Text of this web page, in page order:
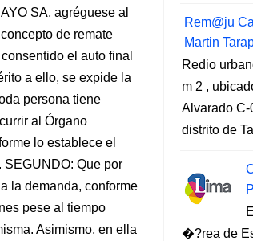
SA, agréguese al
de remate
el auto final
a ello, se expide la
persona tiene
al Órgano
lo establece el
Que por
la demanda, conforme
pese al tiempo
Asimismo, en ella
Rem@ju
Martin
Redio
m 2 ,
Alvarado C-
distrito de
�?rea de